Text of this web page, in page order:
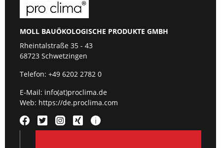
MOLL BAUÖKOLOGISCHE PRODUKTE GMBH
Rheintalstraße 35 - 43
68723 Schwetzingen
Telefon: +49 6202 2782 0
E-Mail: info(at)proclima.de
Web: https://de.proclima.com